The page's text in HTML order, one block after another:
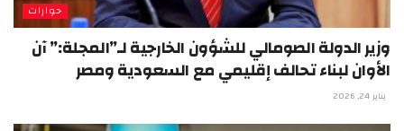
حوارات
وزير الدولة الصومالي للشؤون الخارجية لـ”المجلة:” آن
الأوان لبناء تحالف إقليمي مع السعودية ومصر
يناير 24, 2026